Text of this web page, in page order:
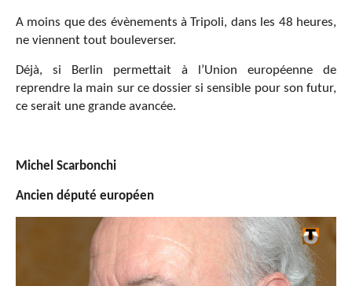
A moins que des évènements à Tripoli, dans les 48 heures,
ne viennent tout bouleverser.
Déjà, si Berlin permettait à l’Union européenne de
reprendre la main sur ce dossier si sensible pour son futur,
ce serait une grande avancée.
Michel Scarbonchi
Ancien député européen